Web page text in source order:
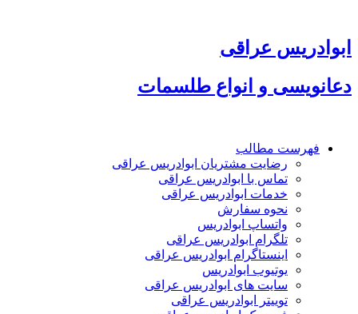
محتوا
ابوادریس عراقی
دعانویسی و انواع طلسمات
فهرست مطالب
رضایت مشتریان ابوادریس عراقی
تماس با ابوادریس عراقی
خدمات ابوادریس عراقی
نحوه سفارش
واتساپ ابوادریس
تلگرام ابوادریس عراقی
اینستاگرام ابوادریس عراقی
یوتیوب ابوادریس
سایت های ابوادریس عراقی
توییتر ابوادریس عراقی